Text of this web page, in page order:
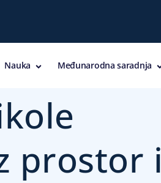
Nauka Međunarodna saradnja
prostor i